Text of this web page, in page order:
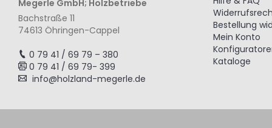
Megerle GmbH; Holzbetriebe
Bachstraße 11
74613 Öhringen-Cappel
0 79 41 / 69 79 – 380
0 79 41 / 69 79- 399
info@holzland-megerle.de
Bestellung
Mein Konto
Kataloge